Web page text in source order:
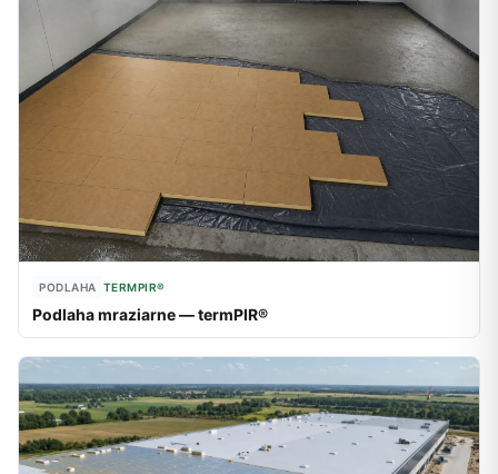
PODLAHA TERMPIR®
Podlaha mraziarne — termPIR®